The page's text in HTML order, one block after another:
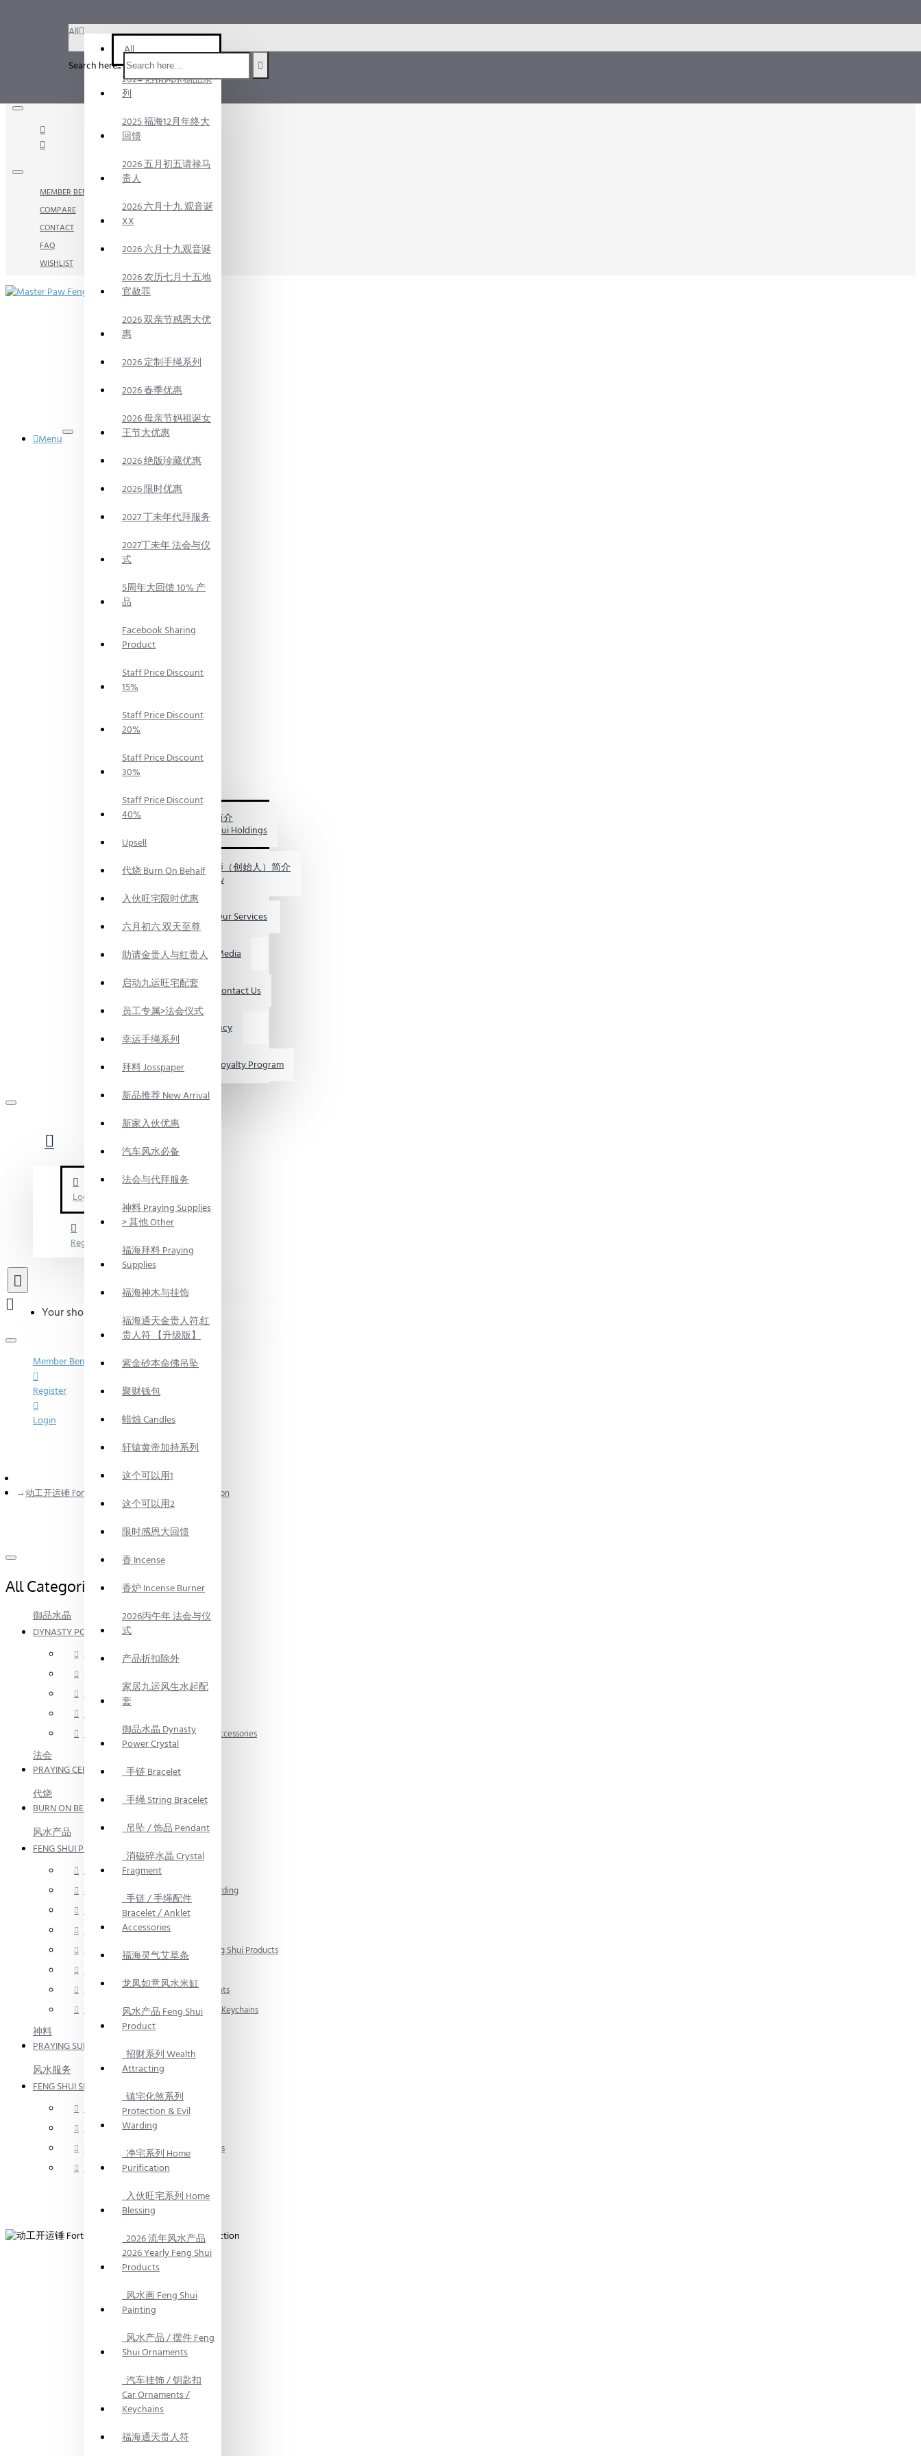
MEMBER BENEFITS
COMPARE
CONTACT
FAQ
WISHLIST
Menu
DYNASTY
CRYSTAL
PRAYING
ON
风水产品
FENG SHUI
PRAYING
风水服
务
SERVICES
风水资
INFO
ABOUT
福海集团简介
My FengShui Holdings
鲍一凡老师（创始人）简介
Master Paw
服务介绍 Our Services
媒体资讯 Media
联系我们 Contact Us
求职 Vacancy
会员制度 Loyalty Program
Login
Register
All
All
2024 热销风水物品系
列
2025 福海12月年终大
回馈
2026 五月初五请禄马
贵人
2026 六月十九 观音诞
XX
2026 六月十九观音诞
2026 农历七月十五地
官赦罪
2026 双亲节感恩大优
惠
2026 定制手绳系列
2026 春季优惠
2026 母亲节妈祖诞女
王节大优惠
2026 绝版珍藏优惠
2026 限时优惠
2027 丁未年代拜服务
2027丁未年 法会与仪
式
5周年大回馈 10% 产
品
Facebook Sharing
Product
Staff Price Discount
15%
Staff Price Discount
20%
Staff Price Discount
30%
Staff Price Discount
40%
Upsell
代烧 Burn On Behalf
入伙旺宅限时优惠
六月初六 双天至尊
助请金贵人与红贵人
启动九运旺宅配套
员工专属>法会仪式
幸运手绳系列
拜料 Josspaper
新品推荐 New Arrival
新家入伙优惠
汽车风水必备
法会与代拜服务
神料 Praying Supplies
> 其他 Other
福海拜料 Praying
Supplies
福海神木与挂饰
福海通天金贵人符.红
贵人符 【升级版】
紫金砂本命佛吊坠
聚财钱包
蜡烛 Candles
轩辕黄帝加持系列
这个可以用1
这个可以用2
限时感恩大回馈
香 Incense
香炉 Incense Burner
2026丙午年 法会与仪
式
产品折扣除外
家居九运风生水起配
套
御品水晶 Dynasty
Power Crystal
手链 Bracelet
手绳 String Bracelet
吊坠 / 饰品 Pendant
消磁碎水晶 Crystal
Fragment
手链 / 手绳配件
Bracelet / Anklet
Accessories
福海灵气艾草条
龙凤如意风水米缸
风水产品 Feng Shui
Product
招财系列 Wealth
Attracting
镇宅化煞系列
Protection & Evil
Warding
净宅系列 Home
Purification
入伙旺宅系列 Home
Blessing
2026 流年风水产品
2026 Yearly Feng Shui
Products
风水画 Feng Shui
Painting
风水产品 / 摆件 Feng
Shui Ornaments
汽车挂饰 / 钥匙扣
Car Ornaments /
Keychains
福海通天贵人符
Search here...
Your shopping cart is empty!
Member Benefits
Register
Login
home
动工开运锤 Fortunate Hammer for Begin Construction
All Categories
御品水晶
DYNASTY POWER CRYSTAL
手链 Bracelet
吊坠 / 饰品 Pendant
手链 / 手绳配件 Bracelet / Anklet Accessories
法会
PRAYING CEREMONY
代烧
BURN ON BEHALF
风水产品
FENG SHUI PRODUCT
招财系列 Wealth Attracting
镇宅化煞系列 Protection & Evil Warding
净宅系列 Home Purification
入伙旺宅系列 Home Blessing
2026 流年风水产品 2026 Yearly Feng Shui Products
风水产品 / 摆件 Feng Shui Ornaments
汽车挂饰 / 钥匙扣 Car Ornaments / Keychains
神料
PRAYING SUPPLIES
风水服务
FENG SHUI SERVICE
风水服务 Feng Shui Services
取名服务 Naming Services
命理服务 Chinese Astrology Services
择日服务 Date Selection services